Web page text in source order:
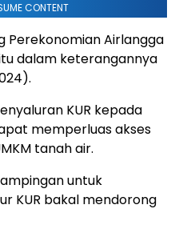
CONTENT
Perekonomian Airlangga
dalam keterangannya
KUR kepada
memperluas akses
tanah air.
untuk
KUR bakal mendorong